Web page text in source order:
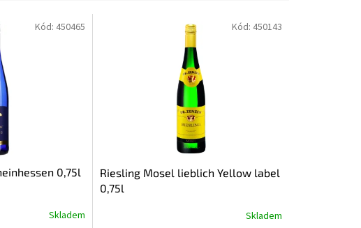
0,75l
Skladem
Kód: 450465
Riesling Mosel lieblich Yellow label
0,75l
Skladem
Kód: 450143